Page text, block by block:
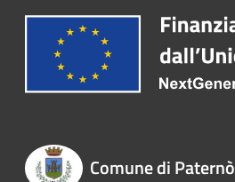
Comune di Paternò